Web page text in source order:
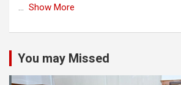
... Show More
You may Missed